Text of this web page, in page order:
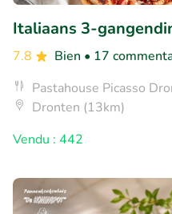
Italiaans 3-
7.8 Bien • 17
Pastahouse Picasso
Dronten (13km)
Vendu : 442